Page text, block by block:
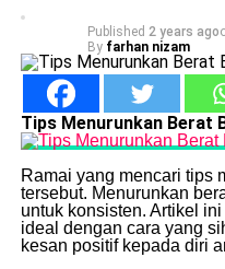
Published 2 years ago
By farhan nizam
Tips Menurunkan Berat
Ramai yang mencari tips
tersebut. Menurunkan
untuk konsisten. Artikel
ideal dengan cara yang
kesan positif kepada diri